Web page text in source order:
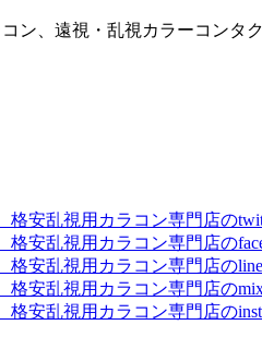
ン、遠視・乱視カラーコンタ
安乱視用カラコン専門店の
安乱視用カラコン専門店の
格安乱視用カラコン専門店のline
格安乱視用カラコン専門店の
安乱視用カラコン専門店の